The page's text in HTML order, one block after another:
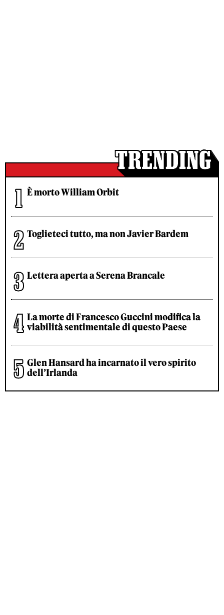
È morto William Orbit
Toglieteci tutto, ma non Javier Bardem
Lettera aperta a Serena Brancale
La morte di Francesco Guccini modifica la
viabilità sentimentale di questo Paese
Glen Hansard ha incarnato il vero spirito
dell’Irlanda